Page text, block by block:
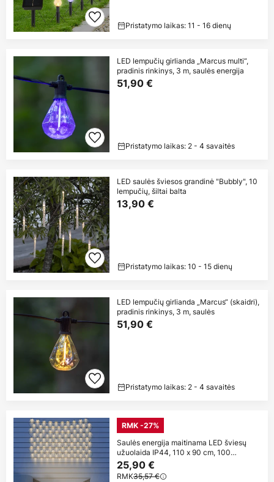
Pristatymo laikas: 11 - 16 dienų
LED lempučių girlianda „Marcus multi“,
pradinis rinkinys, 3 m, saulės energija
51,90 €
Pristatymo laikas: 2 - 4 savaitės
LED saulės šviesos grandinė "Bubbly", 10
lempučių, šiltai balta
13,90 €
Pristatymo laikas: 10 - 15 dienų
LED lempučių girlianda „Marcus“ (skaidri),
pradinis rinkinys, 3 m, saulės
51,90 €
Pristatymo laikas: 2 - 4 savaitės
RMK -27%
Saulės energija maitinama LED šviesų
užuolaida IP44, 110 x 90 cm, 100
lempučių
25,90 €
RMK35,57 €